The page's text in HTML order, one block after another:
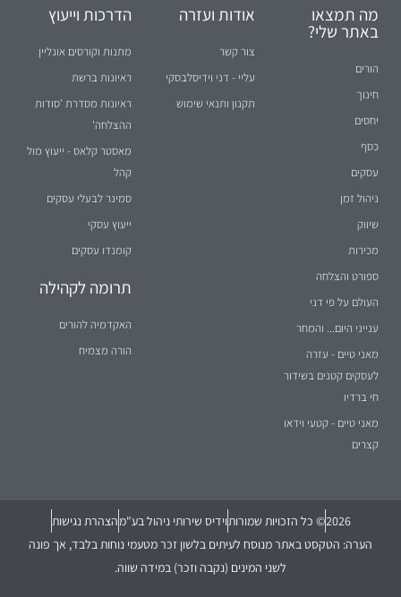
מה תמצאו
באתר שלי?
הורים
חינוך
יחסים
כסף
עסקים
ניהול זמן
שיווק
מכירות
ספורט והצלחה
העולם על פי דני
ענייני היום... והמחר
מאני טיים - עזרה
לעסקים קטנים בשידור
חי ברדיו
מאני טיים - קטעי וידאו
קצרים
אודות ועזרה
צור קשר
עליי - דני וידיסלבסקי
תקנון ותנאי שימוש
הדרכות וייעוץ
מתנות וקורסים אונליין
ראיונות ברשת
ראיונות מסדרת 'סודות
ההצלחה'
מאסטר קלאס - ייעוץ מול
קהל
סמינר לבעלי עסקים
ייעוץ עסקי
קומנדו עסקים
תרומה לקהילה
האקדמיה להורים
הורה מצמיח
2026© כל הזכויות שמורותוידיס שירותי ניהול בע"מהצהרת נגישות
הערה: הטקסט באתר מנוסח לעיתים בלשון זכר מטעמי נוחות בלבד, אך פונה
לשני המינים (נקבה וזכר) במידה שווה.